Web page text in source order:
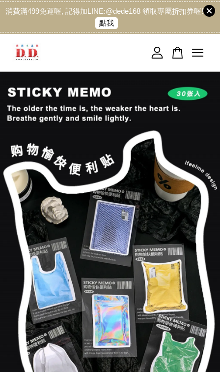
消費滿499免運喔, 記得加LINE:@dede168 領取專屬折扣券喔!
點我
您的購物車目前還是空的。